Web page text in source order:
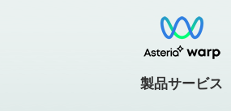
製品サービス